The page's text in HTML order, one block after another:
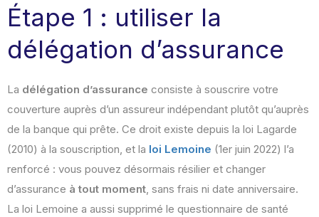
Étape 1 : utiliser la
délégation d’assurance
La délégation d’assurance consiste à souscrire votre
couverture auprès d’un assureur indépendant plutôt qu’auprès
de la banque qui prête. Ce droit existe depuis la loi Lagarde
(2010) à la souscription, et la loi Lemoine (1er juin 2022) l’a
renforcé : vous pouvez désormais résilier et changer
d’assurance à tout moment, sans frais ni date anniversaire.
La loi Lemoine a aussi supprimé le questionnaire de santé